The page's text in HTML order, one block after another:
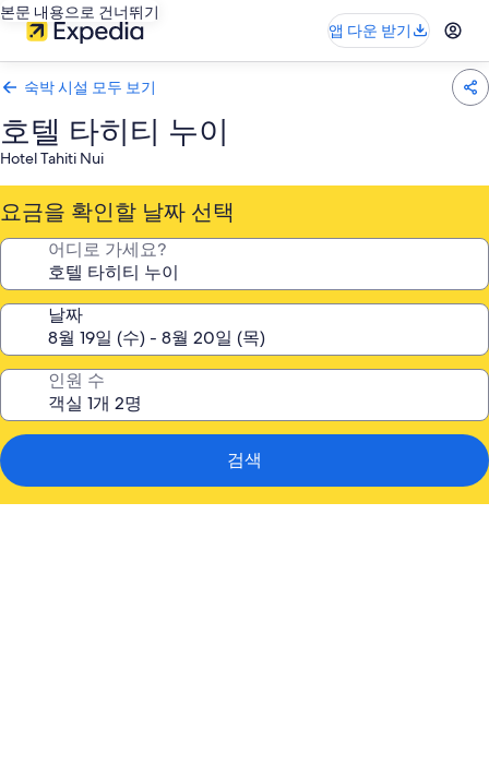
본문 내용으로 건너뛰기
앱 다운 받기
숙박 시설 모두 보기
호텔 타히티 누이
Hotel Tahiti Nui
요금을 확인할 날짜 선택
어디로 가세요?
날짜
인원 수
검색